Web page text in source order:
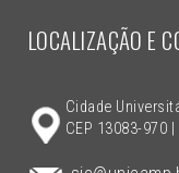
LOCALIZAÇÃO E
Cidade
CEP 13083-970